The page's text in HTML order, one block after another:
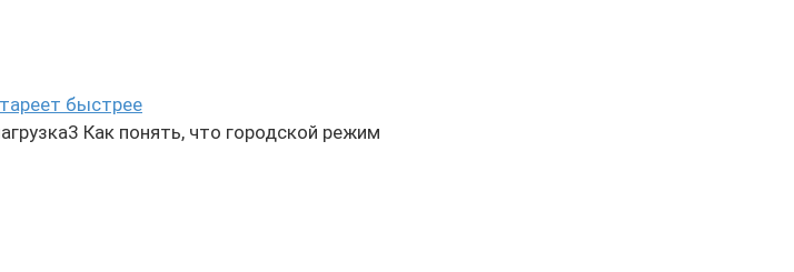
быстрее
Как понять, что городской режим